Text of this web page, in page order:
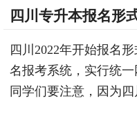
四川专升本报名形
四川2022年开始报名
名报考系统，实行统
同学们要注意，因为